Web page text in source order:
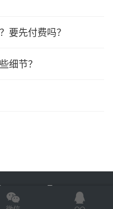
要先付费吗？
细节？
2022012774号-2